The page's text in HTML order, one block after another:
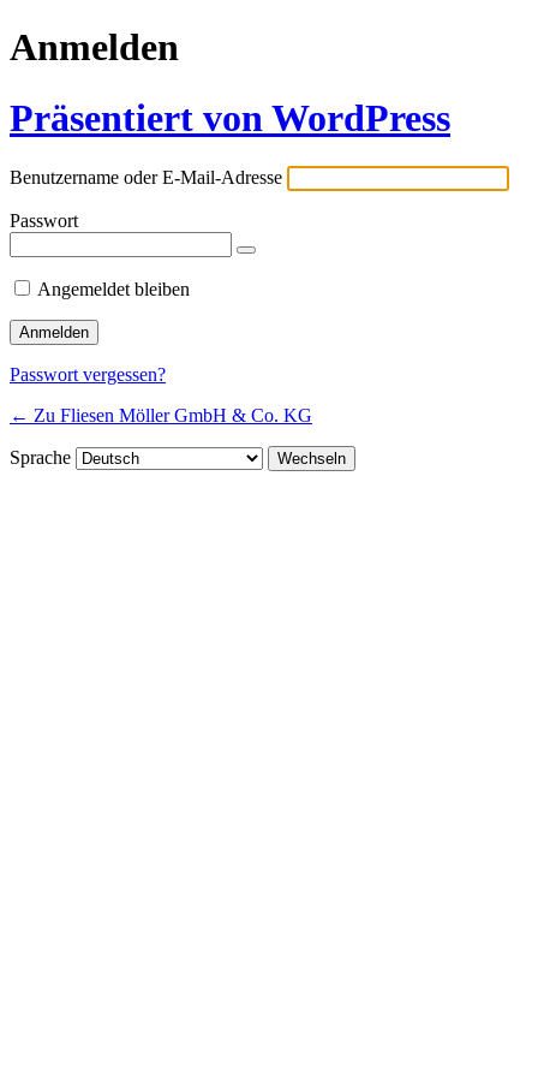
Anmelden
Präsentiert von WordPress
Benutzername oder E-Mail-Adresse
Passwort
Angemeldet bleiben
Passwort vergessen?
← Zu Fliesen Möller GmbH & Co. KG
Sprache